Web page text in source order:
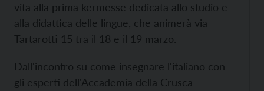
vita alla prima kermesse dedicata allo studio e
alla didattica delle lingue, che animerà via
Tartarotti 15 tra il 18 e il 19 marzo.
Dall'incontro su come insegnare l'italiano con
gli esperti dell'Accademia della Crusca